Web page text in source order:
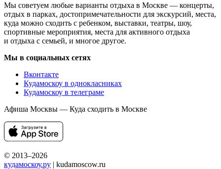
Мы советуем любые варианты отдыха в Москве — концерты,
отдых в парках, достопримечательности для экскурсий, места,
куда можно сходить с ребенком, выставки, театры, шоу,
спортивные мероприятия, места для активного отдыха
и отдыха с семьей, и многое другое.
Мы в социальных сетях
Вконтакте
Кудамоскоу в однокласниках
Кудамоскоу в телеграме
Афиша Москвы — Куда сходить в Москве
© 2013–2026
кудамоскоу.ру | kudamoscow.ru